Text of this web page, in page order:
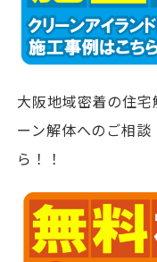
大阪地域密着の住
ーン解体へのご相
ら！！